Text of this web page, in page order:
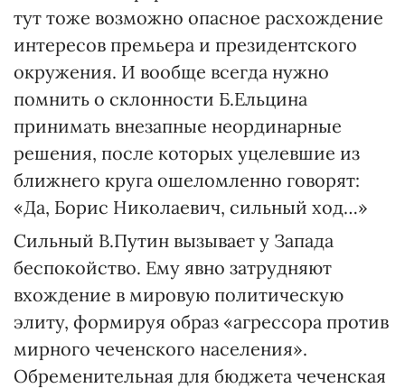
тут тоже возможно опасное расхождение
интересов премьера и президентского
окружения. И вообще всегда нужно
помнить о склонности Б.Ельцина
принимать внезапные неординарные
решения, после которых уцелевшие из
ближнего круга ошеломленно говорят:
«Да, Борис Николаевич, сильный ход…»
Сильный В.Путин вызывает у Запада
беспокойство. Ему явно затрудняют
вхождение в мировую политическую
элиту, формируя образ «агрессора против
мирного чеченского населения».
Обременительная для бюджета чеченская